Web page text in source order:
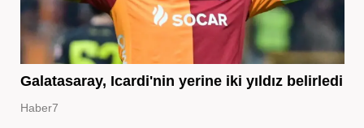
Galatasaray, Icardi'nin yerine iki yıldız belirledi
Haber7